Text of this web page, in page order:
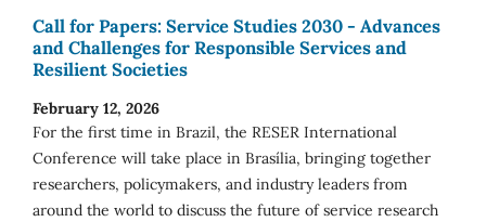
Call for Papers: Service Studies 2030 - Advances
and Challenges for Responsible Services and
Resilient Societies
February 12, 2026
For the first time in Brazil, the RESER International
Conference will take place in Brasília, bringing together
researchers, policymakers, and industry leaders from
around the world to discuss the future of service research